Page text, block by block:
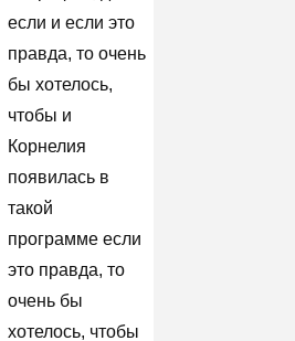
если и если это
правда, то очень
бы хотелось,
чтобы и
Корнелия
появилась в
такой
программе если
это правда, то
очень бы
хотелось, чтобы